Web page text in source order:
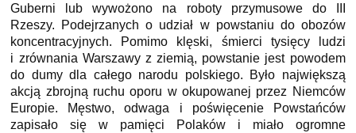
Guberni lub wywożono na roboty przymusowe do III
Rzeszy. Podejrzanych o udział w powstaniu do obozów
koncentracyjnych. Pomimo klęski, śmierci tysięcy ludzi
i zrównania Warszawy z ziemią, powstanie jest powodem
do dumy dla całego narodu polskiego. Było największą
akcją zbrojną ruchu oporu w okupowanej przez Niemców
Europie. Męstwo, odwaga i poświęcenie Powstańców
zapisało się w pamięci Polaków i miało ogromne